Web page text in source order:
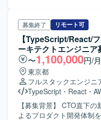
す。 【開発環境】 AWS上でのコンテナ基盤（ECS）を前提
としたポータルサイトの
めております。ある程度
すと望ましいです。 【ポジションの魅力】 東京都運営のサ
イト開発に携わることで
経験を積むことができま
とに本番用サイトの実装
てスキルを高めていただけます。 【開発環境
Django、AWS（ECS、
GitHub
募集終了 リモート可
【TypeScript/React/
ーキテクトエンジニア
〜1,100,000円/月
東京都
フルスタックエンジニ
TypeScript ・ React ・
【募集背景】 CTO直下
よるプロダクト開発体制を